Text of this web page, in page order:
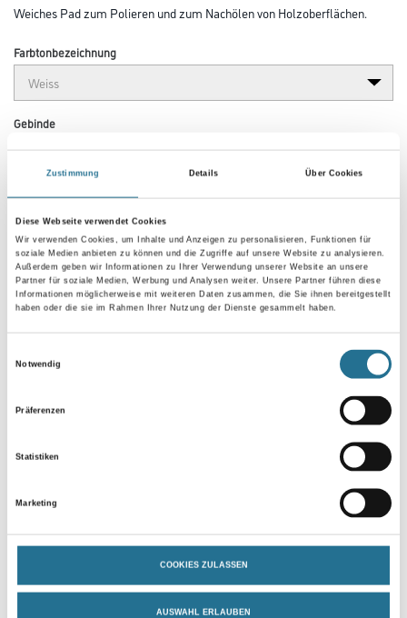
Zustimmung Details Über Cookies
Diese Webseite verwendet Cookies
Wir verwenden Cookies, um Inhalte und Anzeigen zu personalisieren, Funktionen für
soziale Medien anbieten zu können und die Zugriffe auf unsere Website zu analysieren.
Außerdem geben wir Informationen zu Ihrer Verwendung unserer Website an unsere
Partner für soziale Medien, Werbung und Analysen weiter. Unsere Partner führen diese
Informationen möglicherweise mit weiteren Daten zusammen, die Sie ihnen bereitgestellt
haben oder die sie im Rahmen Ihrer Nutzung der Dienste gesammelt haben.
Notwendig
Präferenzen
Statistiken
Marketing
COOKIES ZULASSEN
AUSWAHL ERLAUBEN
Weiches Pad zum Polieren und zum Nachölen von Holzoberflächen.
Farbtonbezeichnung
Gebinde
Umrechnungsfaktoren
GEFAHRENHINWEISE
DATENBLÄTTER